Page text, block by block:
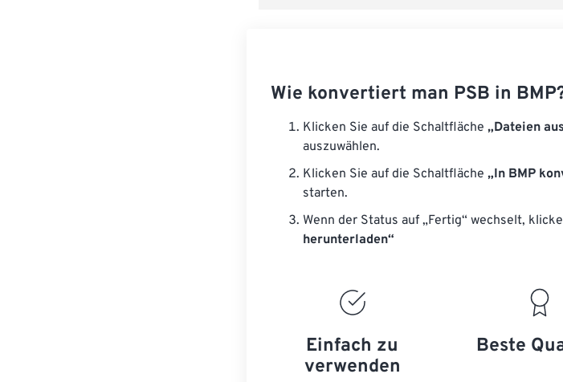
Wie konvertiert man PSB in
Klicken Sie auf die Schaltfläche „Dateien
auszuwählen.
Klicken Sie auf die Schaltfläche „In BMP
starten.
Wenn der Status auf „Fertig“ wechselt,
herunterladen“
Einfach zu
verwenden
Beste